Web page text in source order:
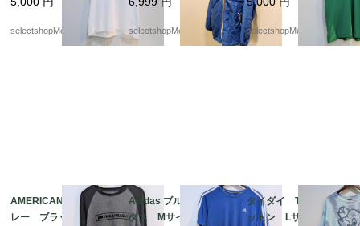
ズ） コットン 白
L 野球 シカゴ・カブ
selectshopMerci.
ンジャケット フラン
ス製 ブルー bag
形式で収納可能
selectshopMerci.
ットン ポリエステ
ル グリーン イエロ
ー Lサイズ オリンピ
selectshopMerci.
AMERICAN EAGLE グ
レー ブラック ワッ
Adidas ブルー アディ
ダス Mサイズ コッ
タイダイ Tシャツ コ
ットン Lサイズ ドミ